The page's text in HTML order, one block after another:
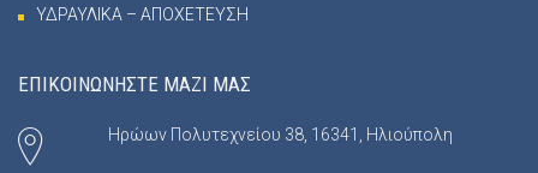
ΥΔΡΑΥΛΙΚΑ – ΑΠΟΧΕΤΕΥΣΗ
ΕΠΙΚΟΙΝΩΝΗΣΤΕ ΜΑΖΙ ΜΑΣ
Ηρώων Πολυτεχνείου 38, 16341, Ηλιούπολη